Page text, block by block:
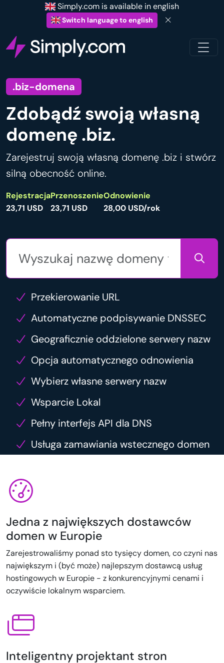
Simply.com is available in english
Switch language to english
.biz-domena
Zdobądź swoją własną
domenę .biz.
Zarejestruj swoją własną domenę .biz i stwórz
silną obecność online.
Rejestracja
23,71 USD
Przenoszenie
23,71 USD
Odnowienie
28,00 USD/rok
Przekierowanie URL
Automatyczne podpisywanie DNSSEC
Geograficznie oddzielone serwery nazw
Opcja automatycznego odnowienia
Wybierz własne serwery nazw
Wsparcie Lokal
Pełny interfejs API dla DNS
Usługa zamawiania wstecznego domen
Jedna z największych dostawców
domen w Europie
Zarejestrowaliśmy ponad sto tysięcy domen, co czyni nas
największym i (być może) najlepszym dostawcą usług
hostingowych w Europie - z konkurencyjnymi cenami i
oczywiście lokalnym wsparciem.
Inteligentny projektant stron